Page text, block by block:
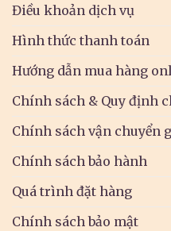
Điều khoản dịch vụ
Hình thức thanh toán
Hướng dẫn mua hàng
Chính sách & Quy định
Chính sách vận chuyển
Chính sách bảo hành
Quá trình đặt hàng
Chính sách bảo mật